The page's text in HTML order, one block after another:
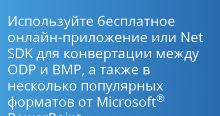
Используйте бесплатное
онлайн-приложение или Net
SDK для конвертации между
ODP и BMP, а также в
несколько популярных
форматов от Microsoft®